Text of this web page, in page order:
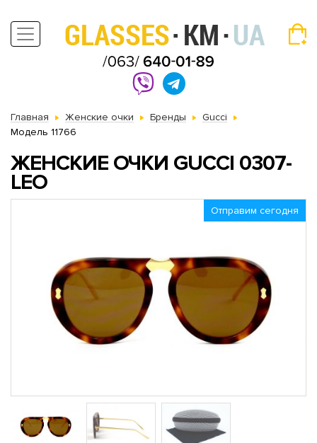
Главная Женские очки Бренды
Gucci
Модель 11766
ЖЕНСКИЕ ОЧКИ GUCCI 0307-
LEO
Отправим сегодня